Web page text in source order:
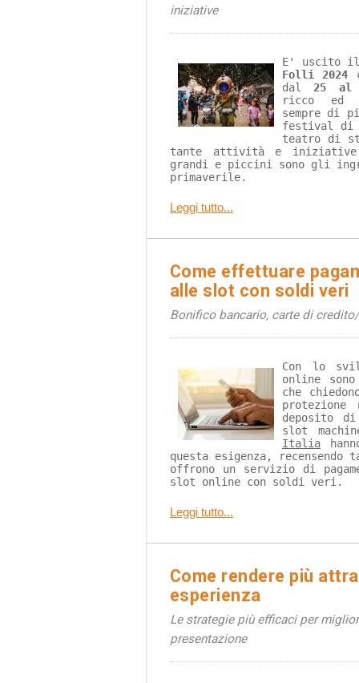
iniziative
E' uscito
Folli 2024
dal 25 al
ricco ed
sempre di
festival di
teatro di
tante attività e
grandi e piccini sono gli
primaverile.
Leggi tutto...
Come effettuare
alle slot con soldi veri
Bonifico bancario, carte di
Con lo
online
che
deposito
slot
Italia
questa esigenza,
offrono un servizio di
slot online con soldi veri.
Leggi tutto...
Come rendere più
esperienza
Le strategie più efficaci per
presentazione